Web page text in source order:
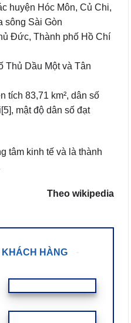
huyện Hóc Môn, Củ Chi,
sông Sài Gòn
Đức, Thành phố Hồ Chí
Thủ Dầu Một và Tân
tích 83,71 km², dân số
mật độ dân số đạt
tâm kinh tế và là thành
Theo wikipedia
HÀNG